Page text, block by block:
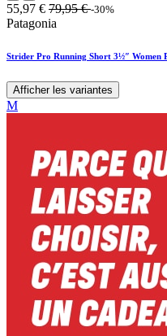
55,97 € 79,95€ -30%
Patagonia
Strider Pro Running Short 3½″ Women
Afficher les variantes
M